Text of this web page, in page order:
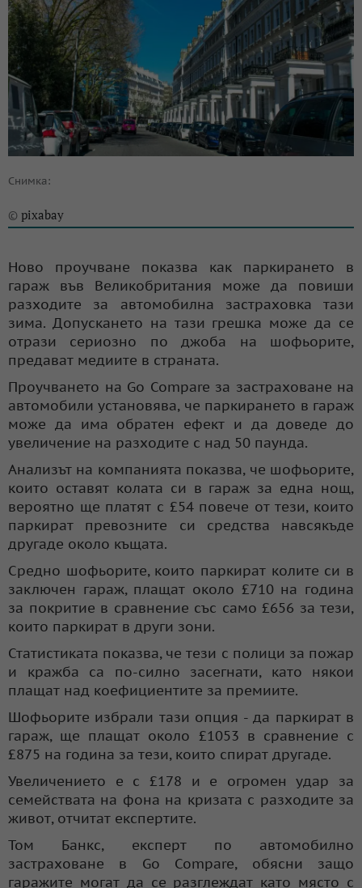
Снимка:
© pixabay
Ново проучване показва как паркирането в
гараж във Великобритания може да повиши
разходите за автомобилна застраховка тази
зима. Допускането на тази грешка може да се
отрази сериозно по джоба на шофьорите,
предават медиите в страната.
Проучването на Go Compare за застраховане на
автомобили установява, че паркирането в гараж
може да има обратен ефект и да доведе до
увеличение на разходите с над 50 паунда.
Анализът на компанията показва, че шофьорите,
които оставят колата си в гараж за една нощ,
вероятно ще платят с £54 повече от тези, които
паркират превозните си средства навсякъде
другаде около къщата.
Средно шофьорите, които паркират колите си в
заключен гараж, плащат около £710 на година
за покритие в сравнение със само £656 за тези,
които паркират в други зони.
Статистиката показва, че тези с полици за пожар
и кражба са по-силно засегнати, като някои
плащат над коефициентите за премиите.
Шофьорите избрали тази опция - да паркират в
гараж, ще плащат около £1053 в сравнение с
£875 на година за тези, които спират другаде.
Увеличението е с £178 и е огромен удар за
семействата на фона на кризата с разходите за
живот, отчитат експертите.
Том Банкс, експерт по автомобилно
застраховане в Go Compare, обясни защо
гаражите могат да се разглеждат като място с